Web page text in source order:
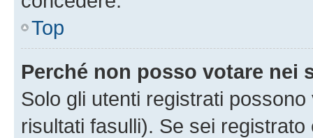
Top
Perché non posso votare nei
Solo gli utenti registrati
risultati fasulli). Se sei